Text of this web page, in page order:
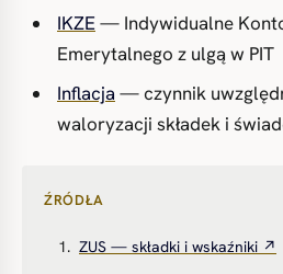
IKZE— Indywidualne
Emerytalnego z ulgą w PIT
Inflacja — czynnik
waloryzacji składek i
ŹRÓDŁA
ZUS — składki i wskaźniki ↗